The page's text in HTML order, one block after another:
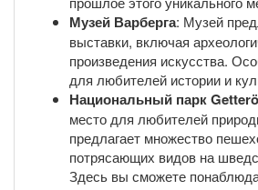
Музей Варберга: Музей
выставки, включая
произведения искусства.
для любителей истории и
Национальный парк
место для любителей
предлагает множество
потрясающих видов на
Здесь вы сможете